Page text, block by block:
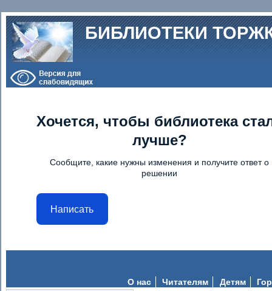
Перейти к основному содержанию
БИБЛИОТЕКИ
Хочется, чтобы библиотека
лучше?
Сообщите, какие нужны изменения и получите ответ о
решении
Написать
О нас Читателям Детям